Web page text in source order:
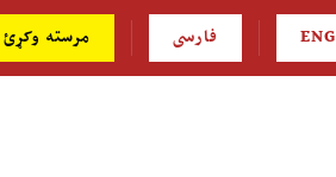
فارسی مرسته وکړئ